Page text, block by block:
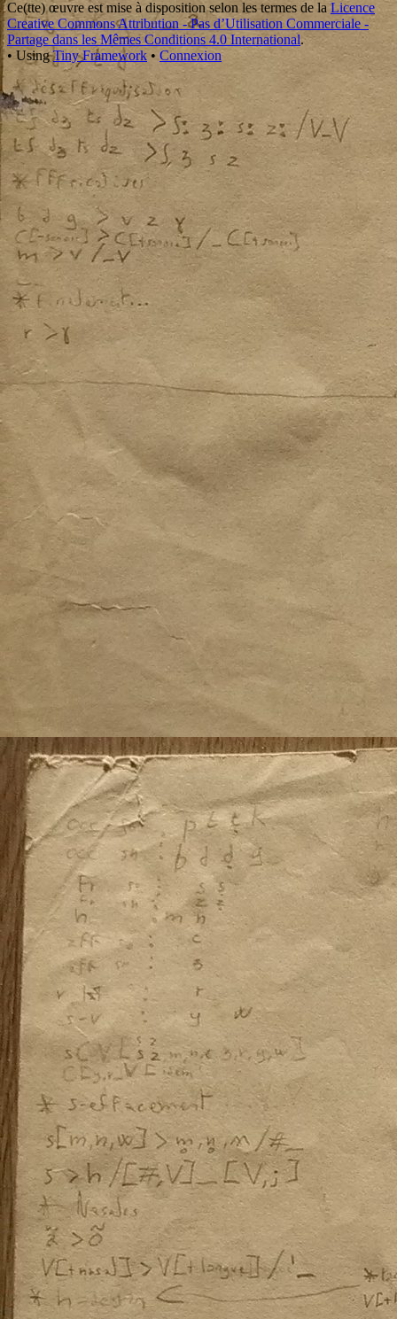
Ce(tte)œuvreest mise à disposition selon les termes de laLicence
Creative Commons Attribution - Pas d’Utilisation Commerciale -
Partage dans les Mêmes Conditions 4.0 International.
• UsingTiny Framework • Connexion